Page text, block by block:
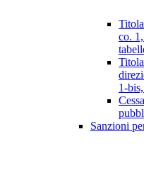
co.
1-
Sanzioni